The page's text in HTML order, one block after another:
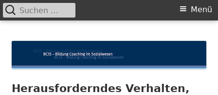
zum
Primäres
Menü
Suchen
nach:
Herausforderndes Verhalten,